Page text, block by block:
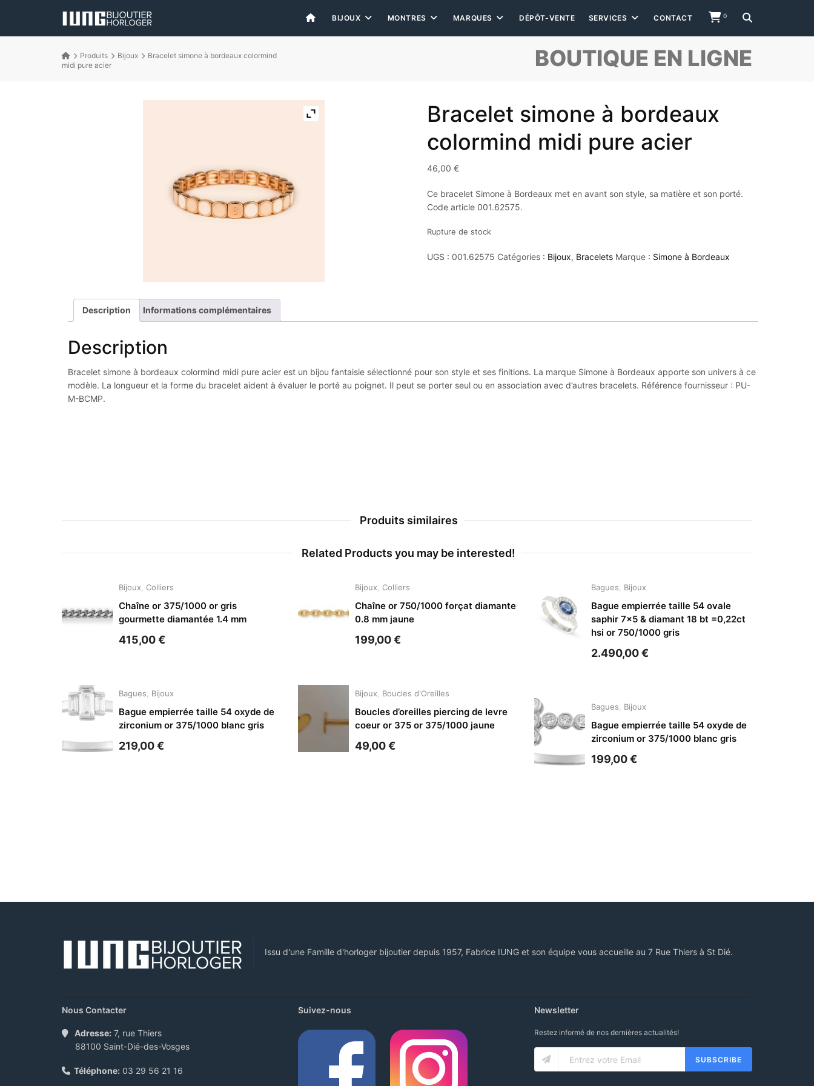
0
BIJOUX MONTRES MARQUES DÉPÔT-VENTE SERVICES CONTACT
BOUTIQUE EN LIGNE
Produits Bijoux
Bracelet simone à bordeaux colormind
midi pure acier
Bracelet simone à bordeaux
colormind midi pure acier
46,00 €
Ce bracelet Simone à Bordeaux met en avant son style, sa matière et son porté.
Code article 001.62575.
Rupture de stock
UGS : 001.62575 Catégories : Bijoux, Bracelets Marque : Simone à Bordeaux
Description Informations complémentaires
Description
Bracelet simone à bordeaux colormind midi pure acier est un bijou fantaisie sélectionné pour son style et ses finitions. La marque Simone à Bordeaux apporte son univers à ce
modèle. La longueur et la forme du bracelet aident à évaluer le porté au poignet. Il peut se porter seul ou en association avec d’autres bracelets. Référence fournisseur : PU-
M-BCMP.
Produits similaires
Related Products you may be interested!
Bijoux Colliers
Chaîne or 375/1000 or gris
gourmette diamantée 1.4 mm
415,00€
Bagues Bijoux
Bague empierrée taille 54 oxyde de
zirconium or 375/1000 blanc gris
219,00€
Bijoux Colliers
Chaîne or 750/1000 forçat diamante
0.8 mm jaune
199,00€
Bijoux Boucles d'Oreilles
Boucles d’oreilles piercing de levre
coeur or 375 or 375/1000 jaune
49,00€
Bagues Bijoux
Bague empierrée taille 54 ovale
saphir 7×5 & diamant 18 bt =0,22ct
hsi or 750/1000 gris
2.490,00€
Bagues Bijoux
Bague empierrée taille 54 oxyde de
zirconium or 375/1000 blanc gris
199,00€
Issu d'une Famille d'horloger bijoutier depuis 1957, Fabrice IUNG et son équipe vous accueille au 7 Rue Thiers à St Dié.
Nous Contacter
Adresse: 7, rue Thiers
88100 Saint-Dié-des-Vosges
Téléphone: 03 29 56 21 16
Suivez-nous Newsletter
Restez informé de nos dernières actualités!
SUBSCRIBE